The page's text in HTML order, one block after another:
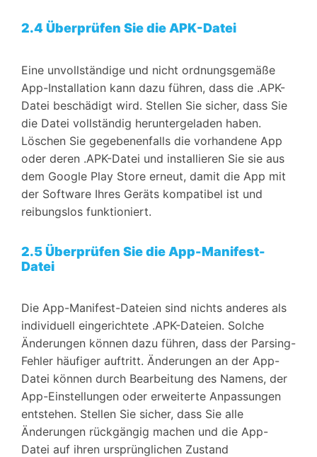
2.4 Überprüfen Sie die APK-Datei
Eine unvollständige und nicht ordnungsgemäße
App-Installation kann dazu führen, dass die .APK-
Datei beschädigt wird. Stellen Sie sicher, dass Sie
die Datei vollständig heruntergeladen haben.
Löschen Sie gegebenenfalls die vorhandene App
oder deren .APK-Datei und installieren Sie sie aus
dem Google Play Store erneut, damit die App mit
der Software Ihres Geräts kompatibel ist und
reibungslos funktioniert.
2.5 Überprüfen Sie die App-Manifest-
Datei
Die App-Manifest-Dateien sind nichts anderes als
individuell eingerichtete .APK-Dateien. Solche
Änderungen können dazu führen, dass der Parsing-
Fehler häufiger auftritt. Änderungen an der App-
Datei können durch Bearbeitung des Namens, der
App-Einstellungen oder erweiterte Anpassungen
entstehen. Stellen Sie sicher, dass Sie alle
Änderungen rückgängig machen und die App-
Datei auf ihren ursprünglichen Zustand